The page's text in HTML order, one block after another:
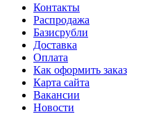
Контакты
Распродажа
Базисрубли
Доставка
Оплата
Как оформить заказ
Карта сайта
Вакансии
Новости